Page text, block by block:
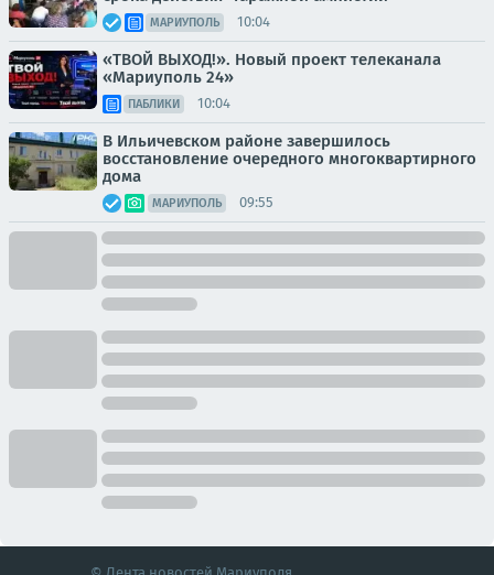
МАРИУПОЛЬ 10:04
«ТВОЙ ВЫХОД!». Новый проект телеканала
«Мариуполь 24»
ПАБЛИКИ 10:04
В Ильичевском районе завершилось
восстановление очередного многоквартирного
дома
МАРИУПОЛЬ 09:55